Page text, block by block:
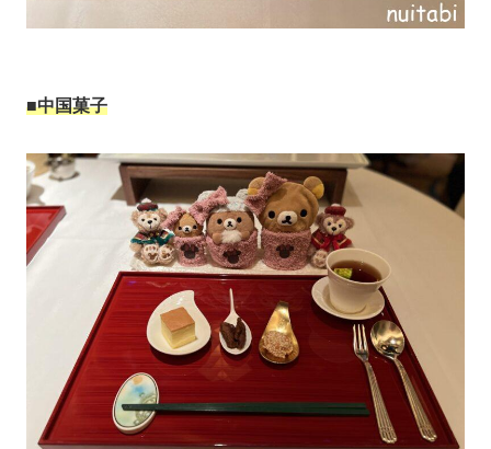
■中国菓子